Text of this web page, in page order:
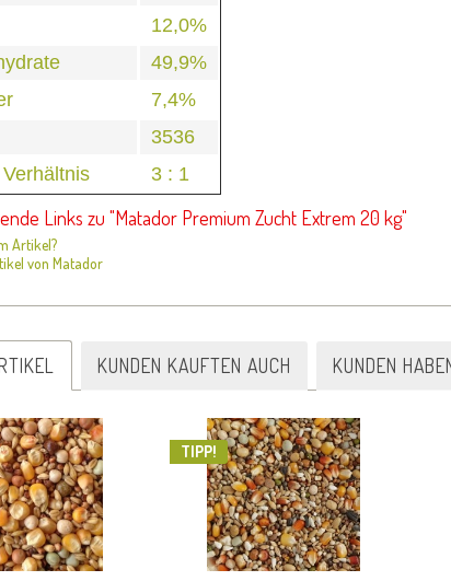
12,0%
49,9%
7,4%
3536
3 : 1
Links zu "Matador Premium Zucht Extrem 20 kg"
Artikel?
von Matador
KUNDEN KAUFTEN AUCH KUNDEN
TIPP!